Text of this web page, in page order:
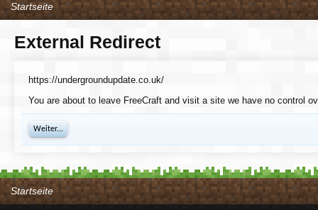
Startseite
External Redirect
https://undergroundupdate.co.uk/
You are about to leave FreeCraft and visit a site we have no control
Weiter...
Startseite